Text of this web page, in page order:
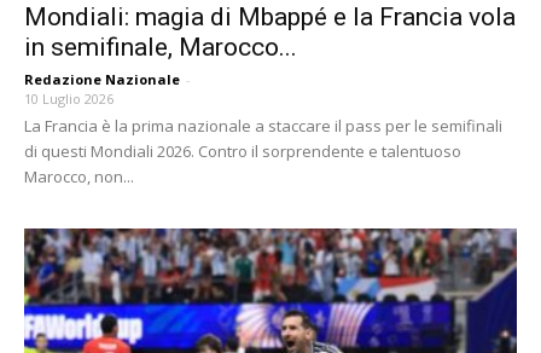
Mondiali: magia di Mbappé e la Francia vola
in semifinale, Marocco...
Redazione Nazionale -
10 Luglio 2026
La Francia è la prima nazionale a staccare il pass per le semifinali
di questi Mondiali 2026. Contro il sorprendente e talentuoso
Marocco, non...